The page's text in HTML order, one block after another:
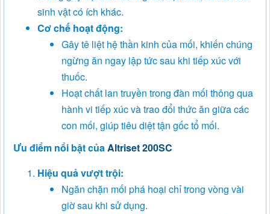
sinh vật có ích khác.
Cơ chế hoạt động:
Gây tê liệt hệ thần kinh của mối, khiến chúng
ngừng ăn ngay lập tức sau khi tiếp xúc với
thuốc.
Hoạt chất lan truyền trong đàn mối thông qua
hành vi tiếp xúc và trao đổi thức ăn giữa các
con mối, giúp tiêu diệt tận gốc tổ mối.
Ưu điểm nổi bật củaAltriset 200SC
Hiệu quả vượt trội:
Ngăn chặn mối phá hoại chỉ trong vòng vài
giờ sau khi sử dụng.